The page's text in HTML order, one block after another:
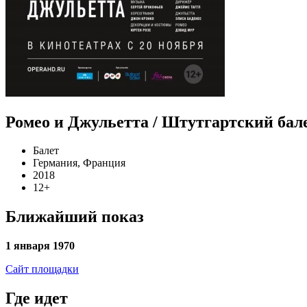
Ромео и Джульетта / Штутгартский
Балет
Германия, Франция
2018
12+
Ближайший показ
1 января 1970
Сайт площадки
Где идет